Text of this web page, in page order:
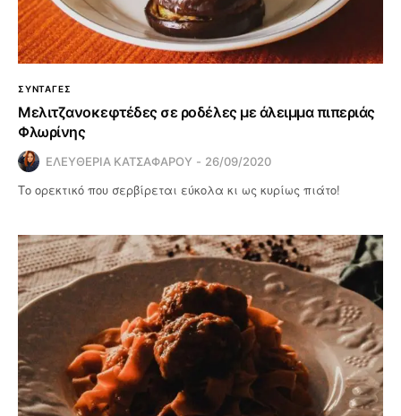
ΣΥΝΤΑΓΕΣ
Μελιτζανοκεφτέδες σε ροδέλες με άλειμμα πιπεριάς
Φλωρίνης
ΕΛΕΥΘΕΡΙΑ ΚΑΤΣΑΦΑΡΟΥ 26/09/2020
Το ορεκτικό που σερβίρεται εύκολα κι ως κυρίως πιάτο!